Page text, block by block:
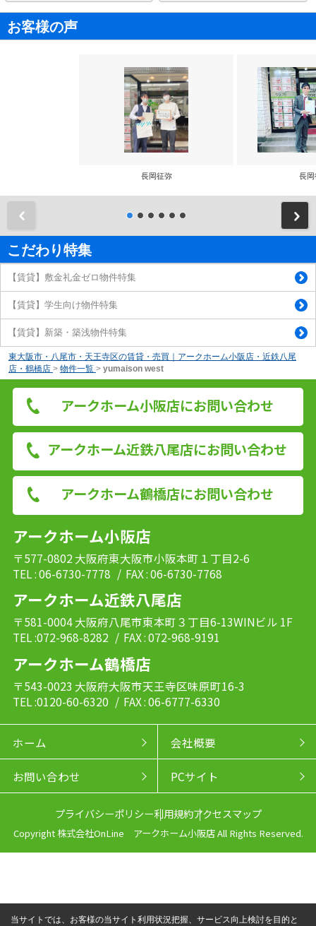
お客様の声
長岡征弥 長岡
こだわり特集
【賃貸】敷金礼金ゼロ物件特集
【賃貸】学生向け物件特集
【賃貸】新築・築浅物件特集
東大阪市・八尾市・天王寺区の賃貸・売買｜アークホーム小阪店・近鉄八尾
店・鶴橋店 > 物件一覧 > yumaison west
アークホーム小阪店にお問い合わせ
アークホーム近鉄八尾店にお問い合わせ
アークホーム鶴橋店にお問い合わせ
アークホーム小阪店
〒577-0802 大阪府東大阪市小阪本町１丁目2-6
TEL : 06-6730-7778 / FAX : 06-6730-7768
アークホーム近鉄八尾店
〒581-0004 大阪府八尾市東本町３丁目6-13WINビル 1F
TEL :072-968-8282 / FAX : 072-968-9191
アークホーム鶴橋店
〒543-0023 大阪府大阪市天王寺区味原町16-3
TEL :0120-60-6320 / FAX : 06-6777-6330
ホーム 会社概要
お問い合わせ PCサイト
プライバシーポリシー利用規約アクセスマップ
Copyright 株式会社OnLine アークホーム小阪店 All Rights Reserved.
当サイトでは、お客様の当サイト利用状況把握、サービス向上検討を目的と